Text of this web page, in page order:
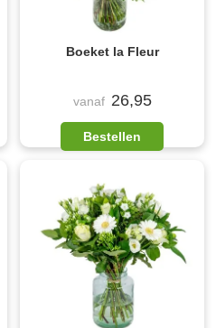
Boeket la Fleur
vanaf 26,95
Bestellen